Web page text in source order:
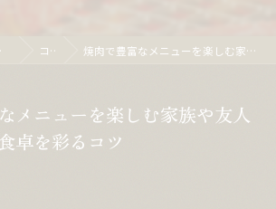
苑 コラム 焼肉で豊富なメニューを楽しむ家族や友人と健康的な食卓を彩るコツ
メニューを楽しむ家族や友人
卓を彩るコツ